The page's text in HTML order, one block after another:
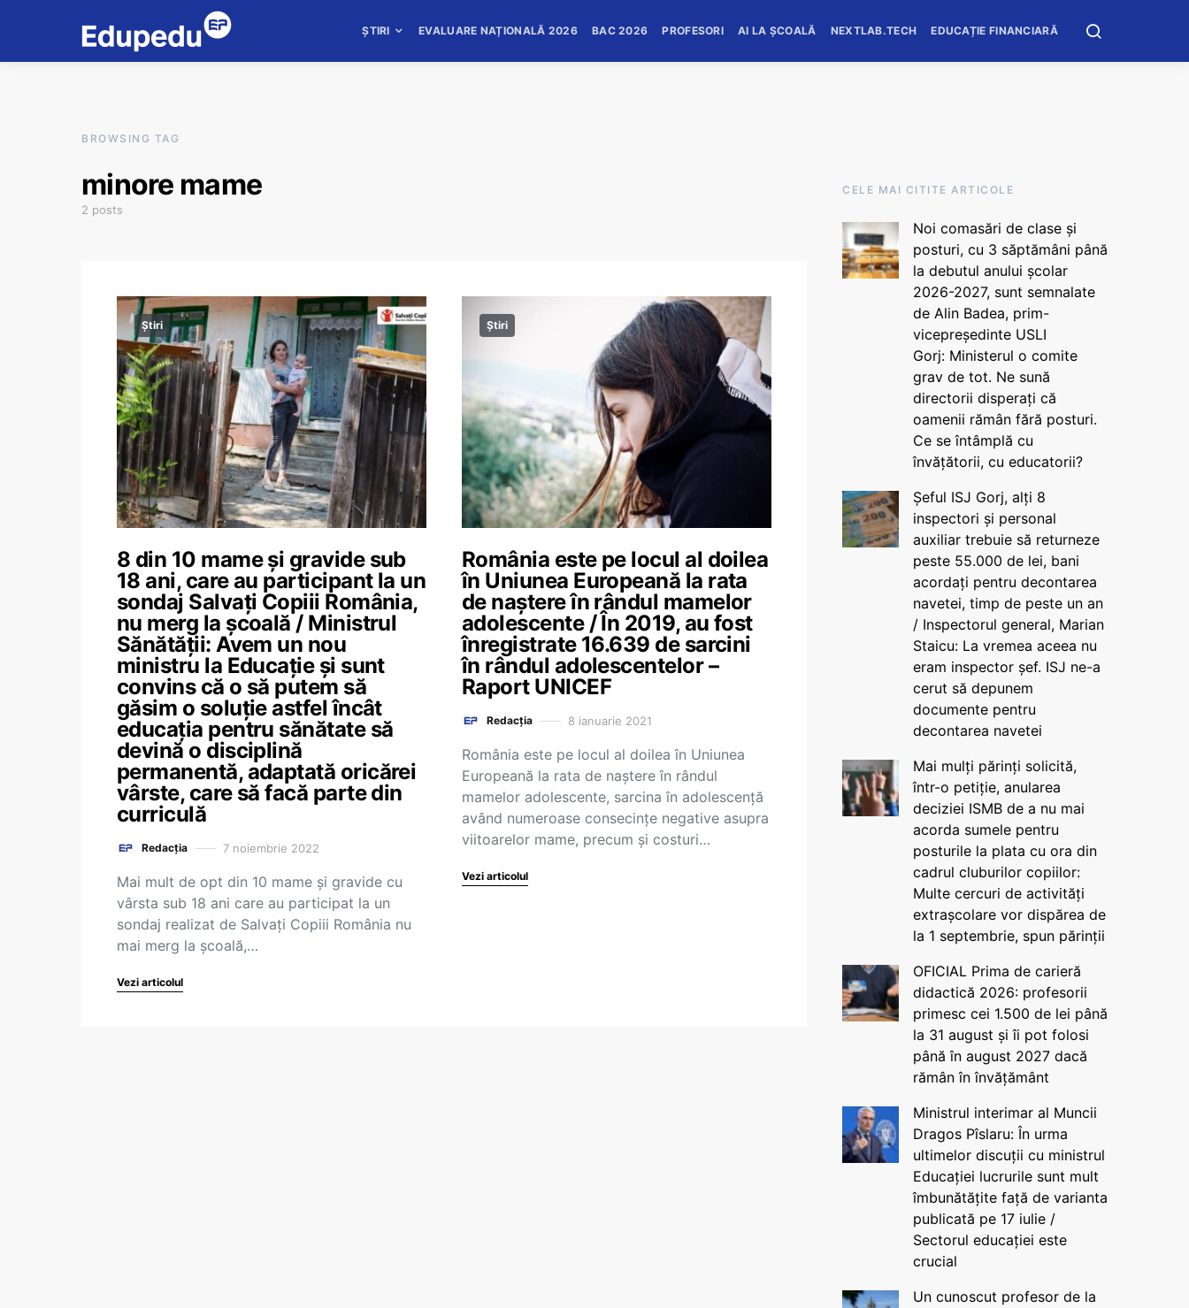
ȘTIRI EVALUARE NAȚIONALĂ 2026 BAC 2026 PROFESORI AI LA ȘCOALĂ NEXTLAB.TECH EDUCAȚIE FINANCIARĂ
BROWSING TAG
minore mame
2 posts
Știri
8 din 10 mame și gravide sub
18 ani, care au participant la un
sondaj Salvați Copiii România,
nu merg la școală / Ministrul
Sănătății: Avem un nou
ministru la Educaţie şi sunt
convins că o să putem să
găsim o soluţie astfel încât
educaţia pentru sănătate să
devină o disciplină
permanentă, adaptată oricărei
vârste, care să facă parte din
curriculă
Redacția 7 noiembrie 2022
Mai mult de opt din 10 mame și gravide cu
vârsta sub 18 ani care au participat la un
sondaj realizat de Salvați Copiii România nu
mai merg la școală,…
Vezi articolul
Știri
România este pe locul al doilea
în Uniunea Europeană la rata
de naștere în rândul mamelor
adolescente / În 2019, au fost
înregistrate 16.639 de sarcini
în rândul adolescentelor –
Raport UNICEF
Redacția 8 ianuarie 2021
România este pe locul al doilea în Uniunea
Europeană la rata de naștere în rândul
mamelor adolescente, sarcina în adolescență
având numeroase consecințe negative asupra
viitoarelor mame, precum și costuri…
Vezi articolul
CELE MAI CITITE ARTICOLE
Noi comasări de clase și
posturi, cu 3 săptămâni până
la debutul anului școlar
2026-2027, sunt semnalate
de Alin Badea, prim-
vicepreședinte USLI
Gorj: Ministerul o comite
grav de tot. Ne sună
directorii disperați că
oamenii rămân fără posturi.
Ce se întâmplă cu
învățătorii, cu educatorii?
Șeful ISJ Gorj, alți 8
inspectori și personal
auxiliar trebuie să returneze
peste 55.000 de lei, bani
acordați pentru decontarea
navetei, timp de peste un an
/ Inspectorul general, Marian
Staicu: La vremea aceea nu
eram inspector șef. ISJ ne-a
cerut să depunem
documente pentru
decontarea navetei
Mai mulți părinți solicită,
într-o petiție, anularea
deciziei ISMB de a nu mai
acorda sumele pentru
posturile la plata cu ora din
cadrul cluburilor copiilor:
Multe cercuri de activități
extrașcolare vor dispărea de
la 1 septembrie, spun părinții
OFICIAL Prima de carieră
didactică 2026: profesorii
primesc cei 1.500 de lei până
la 31 august și îi pot folosi
până în august 2027 dacă
rămân în învățământ
Ministrul interimar al Muncii
Dragos Pîslaru: În urma
ultimelor discuții cu ministrul
Educației lucrurile sunt mult
îmbunătățite față de varianta
publicată pe 17 iulie /
Sectorul educației este
crucial
Un cunoscut profesor de la